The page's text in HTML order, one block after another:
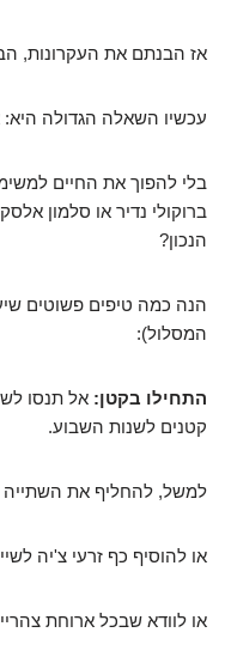
אז הבנתם את העקרונות,
עכשיו השאלה הגדולה
בלי להפוך את החיים
ברוקולי נדיר או סלמון
הנכון?
הנה כמה טיפים פשוטים
המסלול):
התחילו בקטן:
קטנים לשנות השבוע.
למשל, להחליף את השתייה
או להוסיף כף זרעי צ'יה
או לוודא שבכל ארוחת